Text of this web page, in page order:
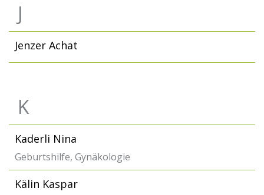
J
Jenzer Achat
K
Kaderli Nina
Geburtshilfe, Gynäkologie
Kälin Kaspar